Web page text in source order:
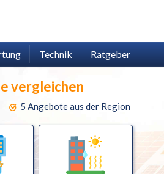
Technik Ratgeber
vergleichen
5 Angebote aus der Region